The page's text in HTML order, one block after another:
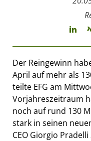
Der Reingewinn
April auf mehr als
teilte EFG am
Vorjahreszeitraum
noch auf rund 130
stark in seinen
CEO Giorgio